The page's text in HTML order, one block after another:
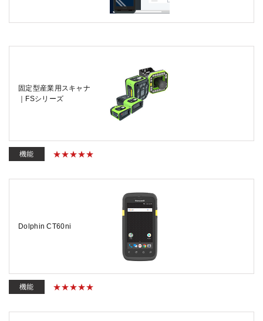
固定型産業用スキャナ
｜FSシリーズ
機能
Dolphin CT60ni
機能